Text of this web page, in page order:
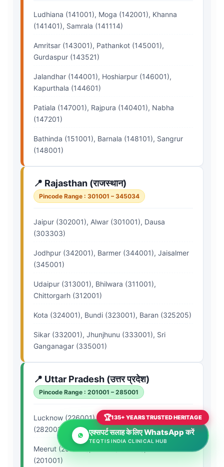
🏆135+ YEARS TRUSTED HERITAGE
एक्सपर्ट सलाह के लिए WhatsApp करें
TEQTIS INDIA CLINICAL HUB
Ludhiana (141001), Moga (142001), Khanna
(141401), Samrala (141114)
Amritsar (143001), Pathankot (145001),
Gurdaspur (143521)
Jalandhar (144001), Hoshiarpur (146001),
Kapurthala (144601)
Patiala (147001), Rajpura (140401), Nabha
(147201)
Bathinda (151001), Barnala (148101), Sangrur
(148001)
📍 Rajasthan (राजस्थान)
Pincode Range : 301001 – 345034
Jaipur (302001), Alwar (301001), Dausa
(303303)
Jodhpur (342001), Barmer (344001), Jaisalmer
(345001)
Udaipur (313001), Bhilwara (311001),
Chittorgarh (312001)
Kota (324001), Bundi (323001), Baran (325205)
Sikar (332001), Jhunjhunu (333001), Sri
Ganganagar (335001)
📍 Uttar Pradesh (उत्तर प्रदेश)
Pincode Range : 201001 – 285001
Lucknow (226001), Kanpur (208001), Agra
(282001)
Meerut (250001), Noida (201301), Ghaziabad
(201001)